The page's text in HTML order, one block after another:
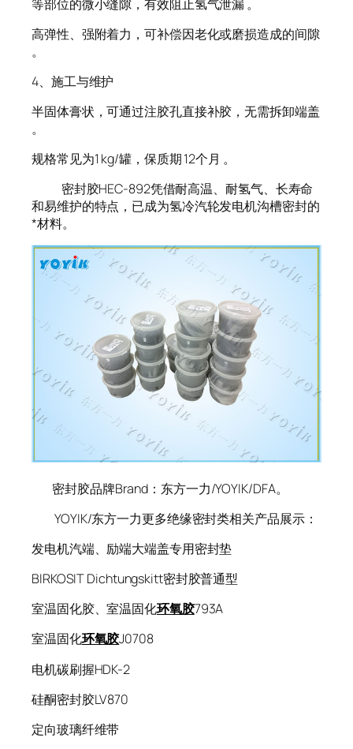
等部位的微小缝隙，有效阻止氢气泄漏 。
高弹性、强附着力，可补偿因老化或磨损造成的间隙
。
4、施工与维护
半固体膏状，可通过注胶孔直接补胶，无需拆卸端盖
。
规格常见为1 kg/罐，保质期 12个月 。
密封胶HEC-892凭借耐高温、耐氢气、长寿命
和易维护的特点，已成为氢冷汽轮发电机沟槽密封的
*材料。
密封胶品牌Brand：东方一力/YOYIK/DFA。
YOYIK/东方一力更多绝缘密封类相关产品展示：
发电机汽端、励端大端盖专用密封垫
BIRKOSIT Dichtungskitt密封胶普通型
室温固化胶、室温固化环氧胶793A
室温固化环氧胶J0708
电机碳刷握HDK-2
硅酮密封胶LV870
定向玻璃纤维带